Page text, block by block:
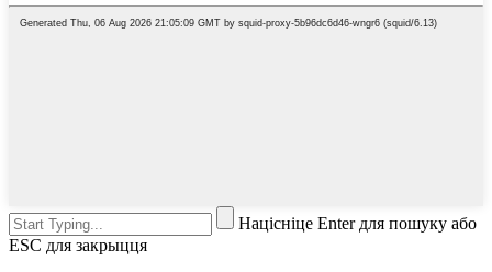
Націсніце Enter для пошуку або
ESC для закрыцця